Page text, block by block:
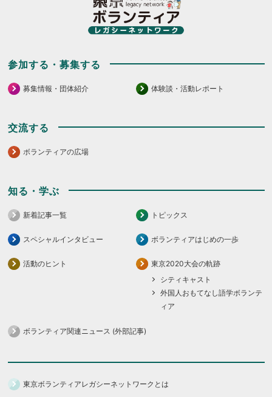
参加する・募集する
募集情報・団体紹介 体験談・活動レポート
交流する
ボランティアの広場
知る・学ぶ
新着記事一覧 トピックス
スペシャルインタビュー ボランティアはじめの一歩
活動のヒント
東京2020大会の軌跡
シティキャスト
外国人おもてなし語学ボランテ
ィア
ボランティア関連ニュース (外部記事)
東京ボランティアレガシーネットワークとは